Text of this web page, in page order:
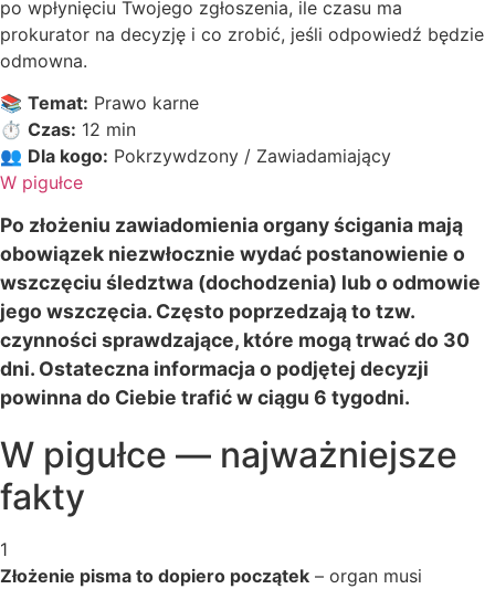
po wpłynięciu Twojego zgłoszenia, ile czasu ma
prokurator na decyzję i co zrobić, jeśli odpowiedź będzie
odmowna.
📚 Temat: Prawo karne
⏱️ Czas: 12 min
👥 Dla kogo: Pokrzywdzony / Zawiadamiający
W pigułce
Po złożeniu zawiadomienia organy ścigania mają
obowiązek niezwłocznie wydać postanowienie o
wszczęciu śledztwa (dochodzenia) lub o odmowie
jego wszczęcia. Często poprzedzają to tzw.
czynności sprawdzające, które mogą trwać do 30
dni. Ostateczna informacja o podjętej decyzji
powinna do Ciebie trafić w ciągu 6 tygodni.
W pigułce — najważniejsze
fakty
1
Złożenie pisma to dopiero początek – organ musi